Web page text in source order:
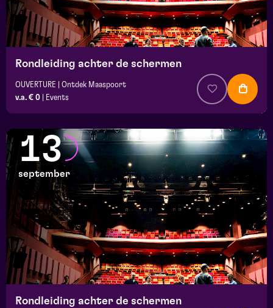
Rondleiding achter de schermen
OUVERTURE | Ontdek Maaspoort
v.a. € 0
Events
13
september
Rondleiding achter de schermen